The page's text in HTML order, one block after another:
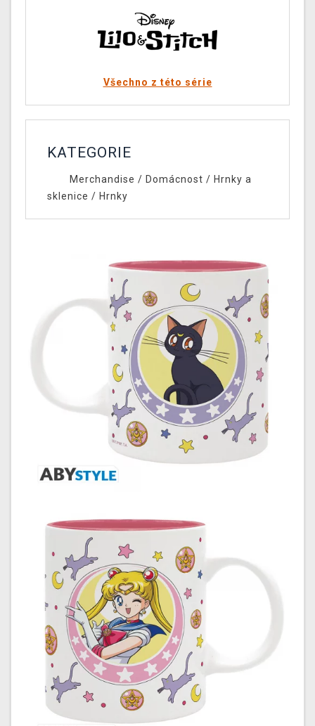
Všechno z této série
KATEGORIE
Merchandise / Domácnost / Hrnky a
sklenice / Hrnky